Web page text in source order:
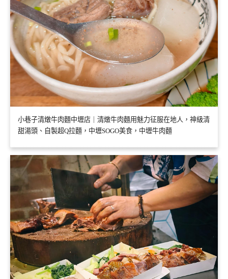
小巷子清燉牛肉麵中壢店｜清燉牛肉麵用魅力征服在地人，神級清
甜湯頭、自製超Q拉麵，中壢SOGO美食，中壢牛肉麵